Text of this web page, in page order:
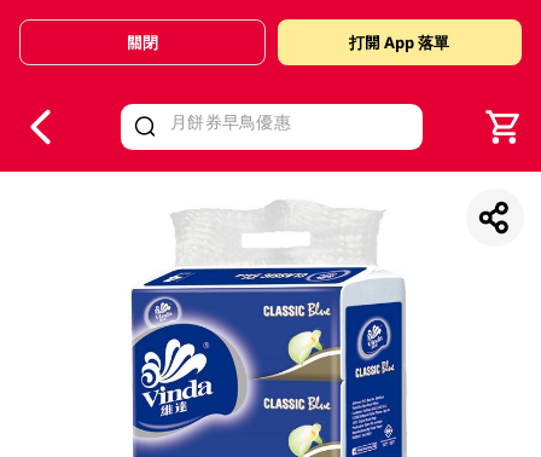
Valid Until 30 June 2026
關閉 打開 App 落單